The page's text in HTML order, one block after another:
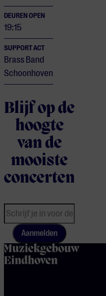
DEUREN OPEN
19:15
SUPPORT ACT
Brass Band
Schoonhoven
Blijf op de
hoogte
van de
mooiste
concerten
Aanmelden